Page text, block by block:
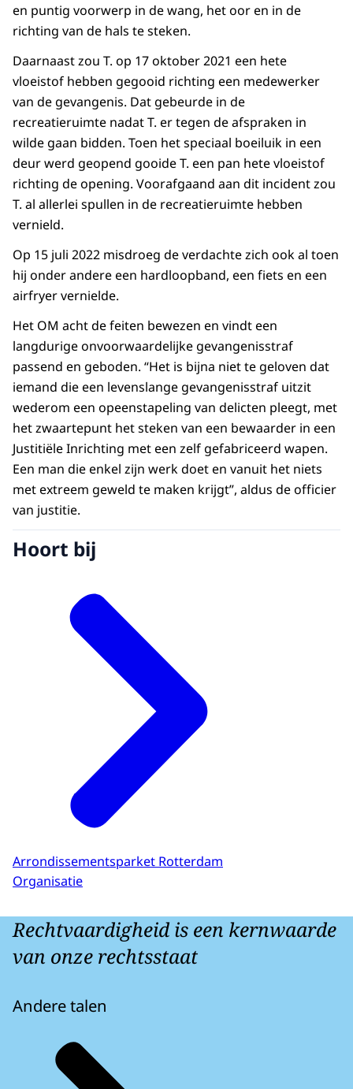
en puntig voorwerp in de wang, het oor en in de
richting van de hals te steken.
Daarnaast zou T. op 17 oktober 2021 een hete
vloeistof hebben gegooid richting een medewerker
van de gevangenis. Dat gebeurde in de
recreatieruimte nadat T. er tegen de afspraken in
wilde gaan bidden. Toen het speciaal boeiluik in een
deur werd geopend gooide T. een pan hete vloeistof
richting de opening. Voorafgaand aan dit incident zou
T. al allerlei spullen in de recreatieruimte hebben
vernield.
Op 15 juli 2022 misdroeg de verdachte zich ook al toen
hij onder andere een hardloopband, een fiets en een
airfryer vernielde.
Het OM acht de feiten bewezen en vindt een
langdurige onvoorwaardelijke gevangenisstraf
passend en geboden. “Het is bijna niet te geloven dat
iemand die een levenslange gevangenisstraf uitzit
wederom een opeenstapeling van delicten pleegt, met
het zwaartepunt het steken van een bewaarder in een
Justitiële Inrichting met een zelf gefabriceerd wapen.
Een man die enkel zijn werk doet en vanuit het niets
met extreem geweld te maken krijgt”, aldus de officier
van justitie.
Hoort bij
Arrondissementsparket Rotterdam
Organisatie
Rechtvaardigheid is een kernwaarde
van onze rechtsstaat
Andere talen